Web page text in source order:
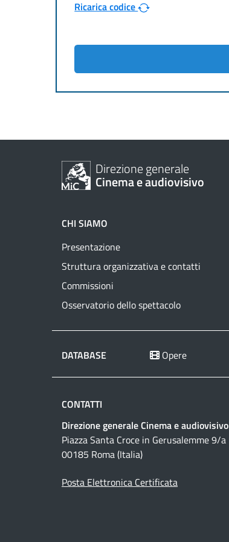
Ricarica codice
Direzione generale
Cinema e audiovisivo
CHI SIAMO
Presentazione
Struttura organizzativa e contatti
Commissioni
Osservatorio dello spettacolo
DATABASE Opere
CONTATTI
Direzione generale Cinema e audiovisivo
Piazza Santa Croce in Gerusalemme 9/a
00185 Roma (Italia)
Posta Elettronica Certificata